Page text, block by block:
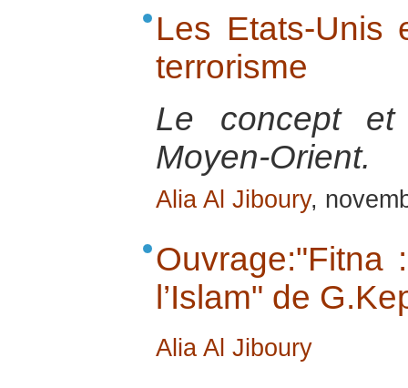
Les Etats-Unis
terrorisme
Le concept
Moyen-Orient.
Alia Al Jiboury,
Ouvrage:"Fitna
l’Islam" de
Alia Al Jiboury